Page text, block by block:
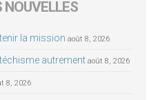
NOUVELLES
la mission août 8, 2026
autrement août 8, 2026
8, 2026